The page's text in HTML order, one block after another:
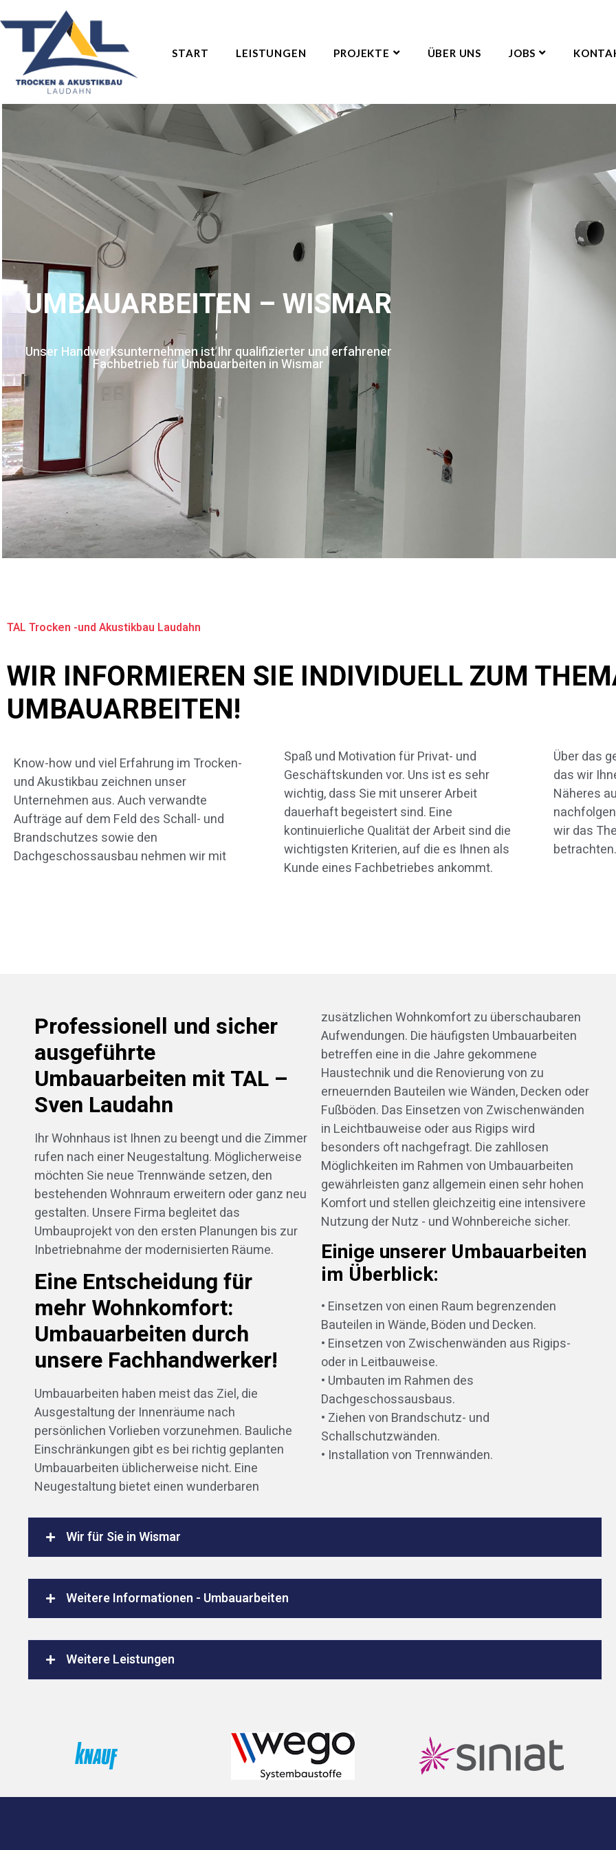
START LEISTUNGEN PROJEKTE ÜBER UNS JOBS
UMBAUARBEITEN – WISMAR
Unser Handwerksunternehmen ist Ihr qualifizierter und erfahrener
Fachbetrieb für Umbauarbeiten in Wismar
TAL Trocken -und Akustikbau Laudahn
WIR INFORMIEREN SIE INDIVIDUELL ZUM
UMBAUARBEITEN!
Know-how und viel Erfahrung im Trocken-
und Akustikbau zeichnen unser
Unternehmen aus. Auch verwandte
Aufträge auf dem Feld des Schall- und
Brandschutzes sowie den
Dachgeschossausbau nehmen wir mit
Spaß und Motivation für Privat- und
Geschäftskunden vor. Uns ist es sehr
wichtig, dass Sie mit unserer Arbeit
dauerhaft begeistert sind. Eine
kontinuierliche Qualität der Arbeit sind die
wichtigsten Kriterien, auf die es Ihnen als
Kunde eines Fachbetriebes ankommt.
Über das gesamte Leistungsspektrum,
das wir Ihnen bieten, erfahren Sie
Näheres auf dieser und den
nachfolgenden Seiten. Zunächst wollen
wir das Thema Umbauarbeiten näher
Professionell und sicher
ausgeführte
Umbauarbeiten mit TAL –
Sven Laudahn
Ihr Wohnhaus ist Ihnen zu beengt und die Zimmer
rufen nach einer Neugestaltung. Möglicherweise
möchten Sie neue Trennwände setzen, den
bestehenden Wohnraum erweitern oder ganz neu
gestalten. Unsere Firma begleitet das
Umbauprojekt von den ersten Planungen bis zur
Inbetriebnahme der modernisierten Räume.
Eine Entscheidung für
mehr Wohnkomfort:
Umbauarbeiten durch
unsere Fachhandwerker!
Umbauarbeiten haben meist das Ziel, die
Ausgestaltung der Innenräume nach
persönlichen Vorlieben vorzunehmen. Bauliche
Einschränkungen gibt es bei richtig geplanten
Umbauarbeiten üblicherweise nicht. Eine
Neugestaltung bietet einen wunderbaren
zusätzlichen Wohnkomfort zu überschaubaren
Aufwendungen. Die häufigsten Umbauarbeiten
betreffen eine in die Jahre gekommene
Haustechnik und die Renovierung von zu
erneuernden Bauteilen wie Wänden, Decken oder
Fußböden. Das Einsetzen von Zwischenwänden
in Leichtbauweise oder aus Rigips wird
besonders oft nachgefragt. Die zahllosen
Möglichkeiten im Rahmen von Umbauarbeiten
gewährleisten ganz allgemein einen sehr hohen
Komfort und stellen gleichzeitig eine intensivere
Nutzung der Nutz - und Wohnbereiche sicher.
Einige unserer Umbauarbeiten
im Überblick:
• Einsetzen von einen Raum begrenzenden
Bauteilen in Wände, Böden und Decken.
• Einsetzen von Zwischenwänden aus Rigips-
oder in Leitbauweise.
• Umbauten im Rahmen des
Dachgeschossausbaus.
• Ziehen von Brandschutz- und
Schallschutzwänden.
• Installation von Trennwänden.
Wir für Sie in Wismar
Weitere Informationen - Umbauarbeiten
Weitere Leistungen